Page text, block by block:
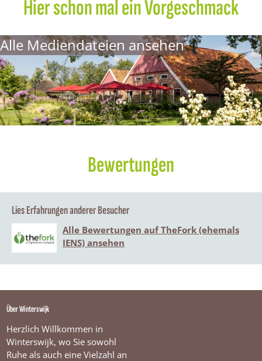
Hier schon mal ein Vorgeschmack
Alle Mediendateien ansehen
Bewertungen
Lies Erfahrungen anderer Besucher
Alle Bewertungen auf TheFork (ehemals
IENS) ansehen
Über Winterswijk
Herzlich Willkommen in
Winterswijk, wo Sie sowohl
Ruhe als auch eine Vielzahl an